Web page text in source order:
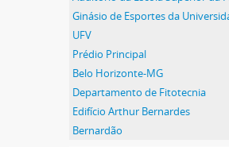
UFV
Prédio Principal
Belo Horizonte-MG
Departamento de Fitotecnia
Edifício Arthur Bernardes
Bernardão